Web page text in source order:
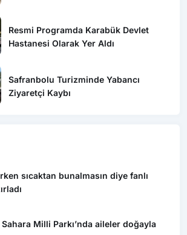
Resmi Programda Karabük Devlet
Hastanesi Olarak Yer Aldı
Safranbolu Turizminde Yabancı
Ziyaretçi Kaybı
sıcaktan bunalmasın diye fanlı
Sahara Milli Parkı’nda aileler doğayla